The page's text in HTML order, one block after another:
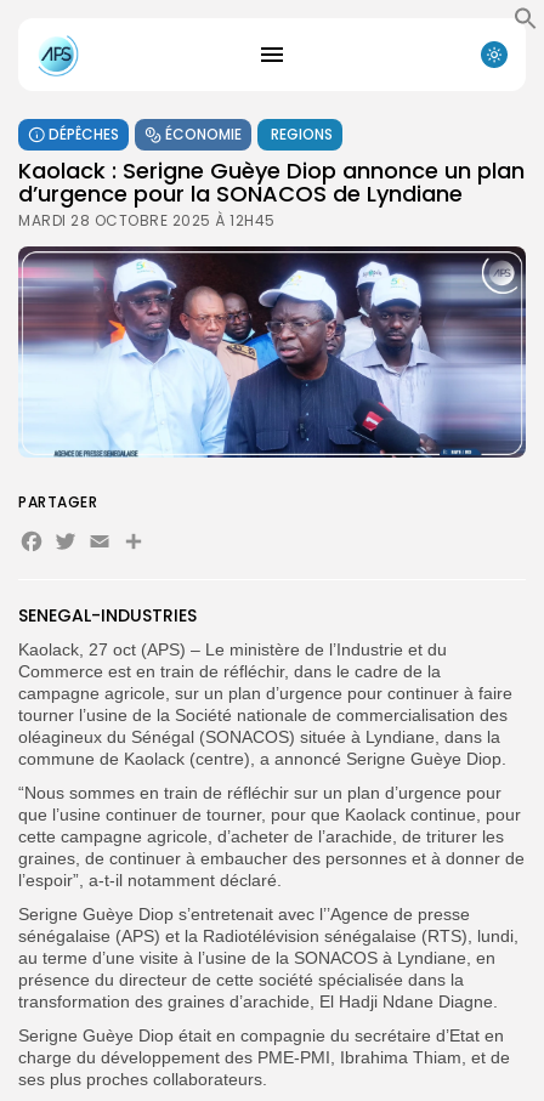
Search
for: Button
FR
DÉPÊCHES ÉCONOMIE REGIONS
Kaolack : Serigne Guèye Diop annonce un plan
d’urgence pour la SONACOS de Lyndiane
MARDI 28 OCTOBRE 2025 À 12H45
SENEGAL-INDUSTRIES
Kaolack, 27 oct (APS) – Le ministère de l’Industrie et du
Commerce est en train de réfléchir, dans le cadre de la
campagne agricole, sur un plan d’urgence pour continuer à faire
tourner l’usine de la Société nationale de commercialisation des
oléagineux du Sénégal (SONACOS) située à Lyndiane, dans la
commune de Kaolack (centre), a annoncé Serigne Guèye Diop.
“Nous sommes en train de réfléchir sur un plan d’urgence pour
que l’usine continuer de tourner, pour que Kaolack continue, pour
cette campagne agricole, d’acheter de l’arachide, de triturer les
graines, de continuer à embaucher des personnes et à donner de
l’espoir”, a-t-il notamment déclaré.
Serigne Guèye Diop s’entretenait avec l’’Agence de presse
sénégalaise (APS) et la Radiotélévision sénégalaise (RTS), lundi,
au terme d’une visite à l’usine de la SONACOS à Lyndiane, en
présence du directeur de cette société spécialisée dans la
transformation des graines d’arachide, El Hadji Ndane Diagne.
Serigne Guèye Diop était en compagnie du secrétaire d’Etat en
charge du développement des PME-PMI, Ibrahima Thiam, et de
ses plus proches collaborateurs.
PARTAGER
Facebook
Twitter
EmailPartager